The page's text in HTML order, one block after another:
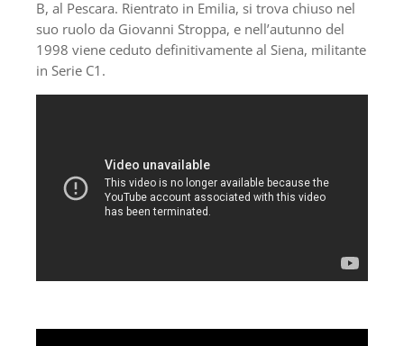
B, al Pescara. Rientrato in Emilia, si trova chiuso nel
suo ruolo da Giovanni Stroppa, e nell’autunno del
1998 viene ceduto definitivamente al Siena, militante
in Serie C1.